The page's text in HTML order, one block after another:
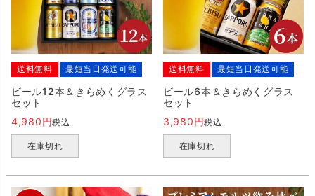
送料無料 最短当日発送可能
ビール12本＆きらめくグラス
セット
4,980
税込
在庫切れ
送料無料 最短当日発送可能
ビール6本＆きらめくグラス
セット
3,980
税込
在庫切れ